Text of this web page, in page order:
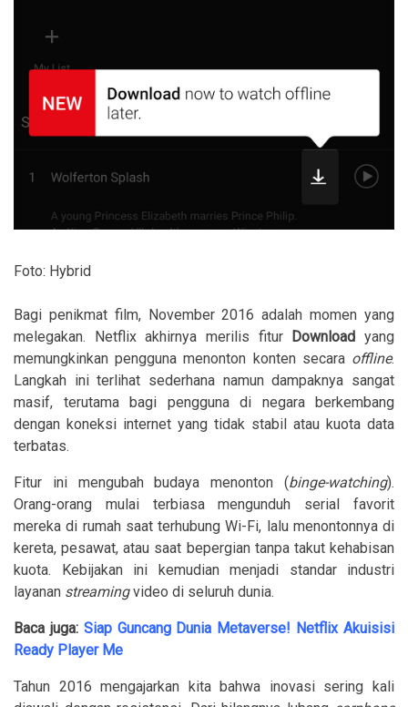
Foto: Hybrid
Bagi penikmat film, November 2016 adalah momen yang
melegakan. Netflix akhirnya merilis fitur
Download yang
memungkinkan pengguna menonton konten secara offline.
Langkah ini terlihat sederhana namun dampaknya sangat
masif, terutama bagi pengguna di negara berkembang
dengan koneksi internet yang tidak stabil atau kuota data
terbatas.
Fitur ini mengubah budaya menonton (binge-watching).
Orang-orang mulai terbiasa mengunduh serial favorit
mereka di rumah saat terhubung Wi-Fi, lalu menontonnya di
kereta, pesawat, atau saat bepergian tanpa takut kehabisan
kuota. Kebijakan ini kemudian menjadi standar industri
layanan streamingvideo di seluruh dunia.
Baca juga: Siap Guncang Dunia Metaverse! Netflix Akuisisi
Ready Player Me
Tahun 2016 mengajarkan kita bahwa inovasi sering kali